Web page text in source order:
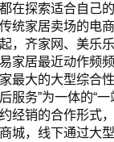
在探索适合自己
统家居卖场的电
，齐家网、美乐
家居最近动作频
最大的大型综合
服务”为一体的“
经销的合作形式
城，线下通过大